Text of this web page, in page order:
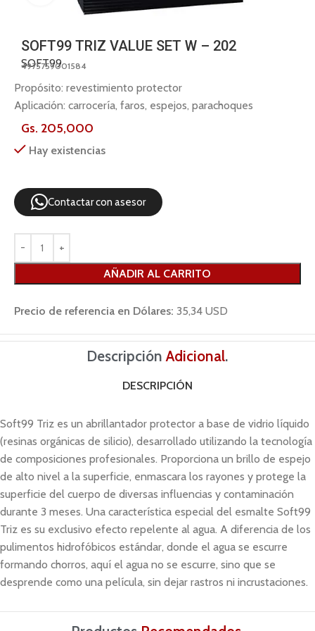
SOFT99 TRIZ VALUE SET W – 202
SOFT99
4975759001584
Propósito: revestimiento protector
Aplicación: carrocería, faros, espejos, parachoques
Gs. 205,000
Hay existencias
Contactar con asesor
AÑADIR AL CARRITO
Precio de referencia en Dólares: 35,34 USD
DescripciónAdicional.
DESCRIPCIÓN
Soft99 Triz es un abrillantador protector a base de vidrio líquido
(resinas orgánicas de silicio), desarrollado utilizando la tecnología
de composiciones profesionales. Proporciona un brillo de espejo
de alto nivel a la superficie, enmascara los rayones y protege la
superficie del cuerpo de diversas influencias y contaminación
durante 3 meses. Una característica especial del esmalte Soft99
Triz es su exclusivo efecto repelente al agua. A diferencia de los
pulimentos hidrofóbicos estándar, donde el agua se escurre
formando chorros, aquí el agua no se escurre, sino que se
desprende como una película, sin dejar rastros ni incrustaciones.